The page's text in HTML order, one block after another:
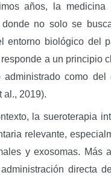
años, la medicina
donde no solo se
entorno biológico del
a un principio
administrado como
al., 2019).
la sueroterapia
relevante,
y exosomas. Más
directa